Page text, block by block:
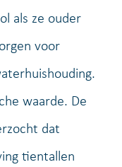
als ze ouder
voor
waarde. De
dat
tientallen